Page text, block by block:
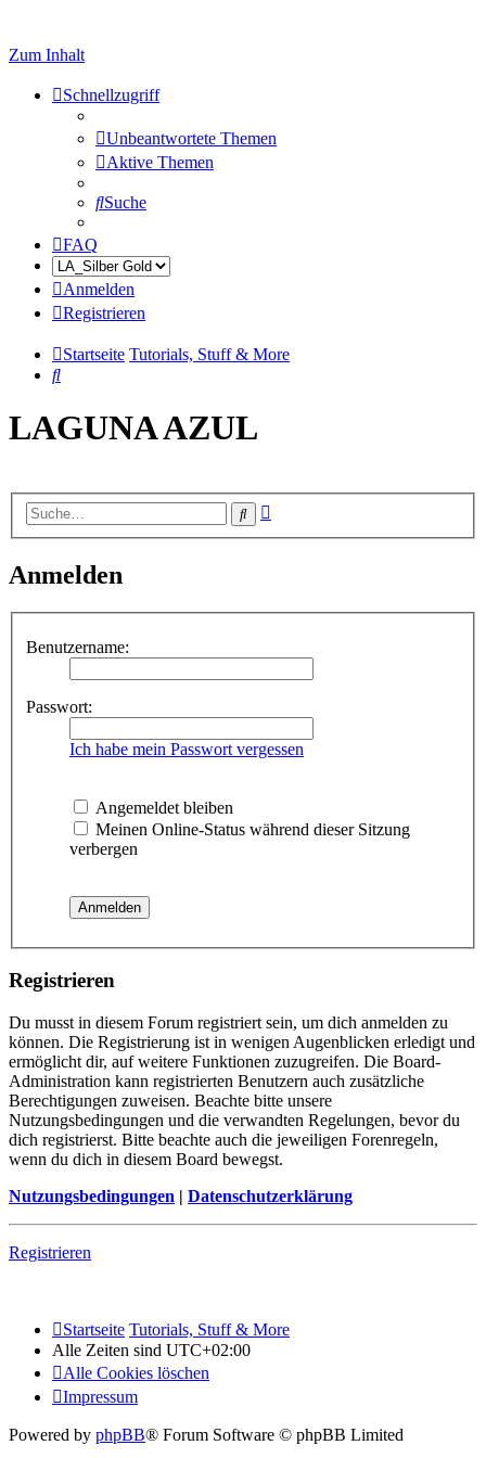
Zum Inhalt
Schnellzugriff
Unbeantwortete Themen
Aktive Themen
Suche
FAQ
Anmelden
Registrieren
Startseite Tutorials, Stuff & More
Suche
LAGUNA AZUL
Suche
Anmelden
Benutzername:
Passwort:
Ich habe mein Passwort vergessen
Angemeldet bleiben
Meinen Online-Status während dieser Sitzung
verbergen
Registrieren
Du musst in diesem Forum registriert sein, um dich anmelden zu
können. Die Registrierung ist in wenigen Augenblicken erledigt und
ermöglicht dir, auf weitere Funktionen zuzugreifen. Die Board-
Administration kann registrierten Benutzern auch zusätzliche
Berechtigungen zuweisen. Beachte bitte unsere
Nutzungsbedingungen und die verwandten Regelungen, bevor du
dich registrierst. Bitte beachte auch die jeweiligen Forenregeln,
wenn du dich in diesem Board bewegst.
Nutzungsbedingungen | Datenschutzerklärung
Registrieren
Startseite Tutorials, Stuff & More
Alle Zeiten sind UTC+02:00
Alle Cookies löschen
Impressum
Powered by phpBB® Forum Software © phpBB Limited